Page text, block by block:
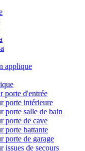
applique
porte d'entrée
porte intérieure
porte salle de bain
porte de cave
porte battante
porte de garage
issues de secours